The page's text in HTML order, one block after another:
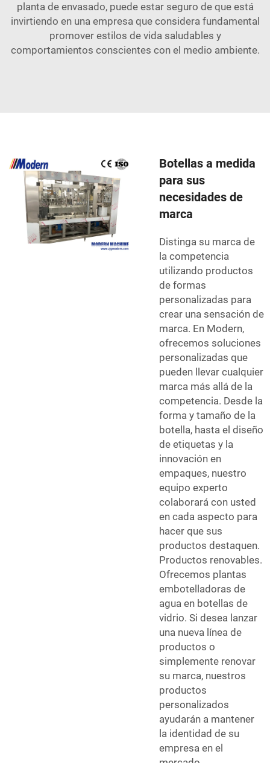
planta de envasado, puede estar seguro de que está
invirtiendo en una empresa que considera fundamental
promover estilos de vida saludables y
comportamientos conscientes con el medio ambiente.
Botellas a medida
para sus
necesidades de
marca
Distinga su marca de
la competencia
utilizando productos
de formas
personalizadas para
crear una sensación de
marca. En Modern,
ofrecemos soluciones
personalizadas que
pueden llevar cualquier
marca más allá de la
competencia. Desde la
forma y tamaño de la
botella, hasta el diseño
de etiquetas y la
innovación en
empaques, nuestro
equipo experto
colaborará con usted
en cada aspecto para
hacer que sus
productos destaquen.
Productos renovables.
Ofrecemos plantas
embotelladoras de
agua en botellas de
vidrio. Si desea lanzar
una nueva línea de
productos o
simplemente renovar
su marca, nuestros
productos
personalizados
ayudarán a mantener
la identidad de su
empresa en el